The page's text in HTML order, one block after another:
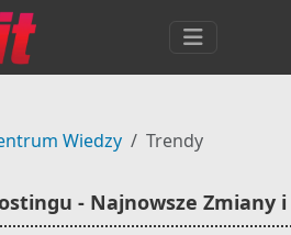
Wiedzy Trendy
- Najnowsze Zmiany